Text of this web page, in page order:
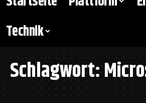
Technik
Schlagwort: